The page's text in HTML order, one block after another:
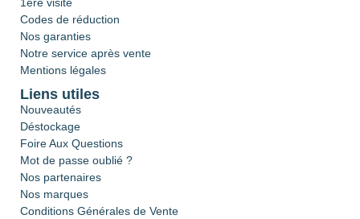
Codes de réduction
Nos garanties
Notre service après vente
Mentions légales
Liens utiles
Nouveautés
Déstockage
Foire Aux Questions
Mot de passe oublié ?
Nos partenaires
Nos marques
Conditions Générales de Vente